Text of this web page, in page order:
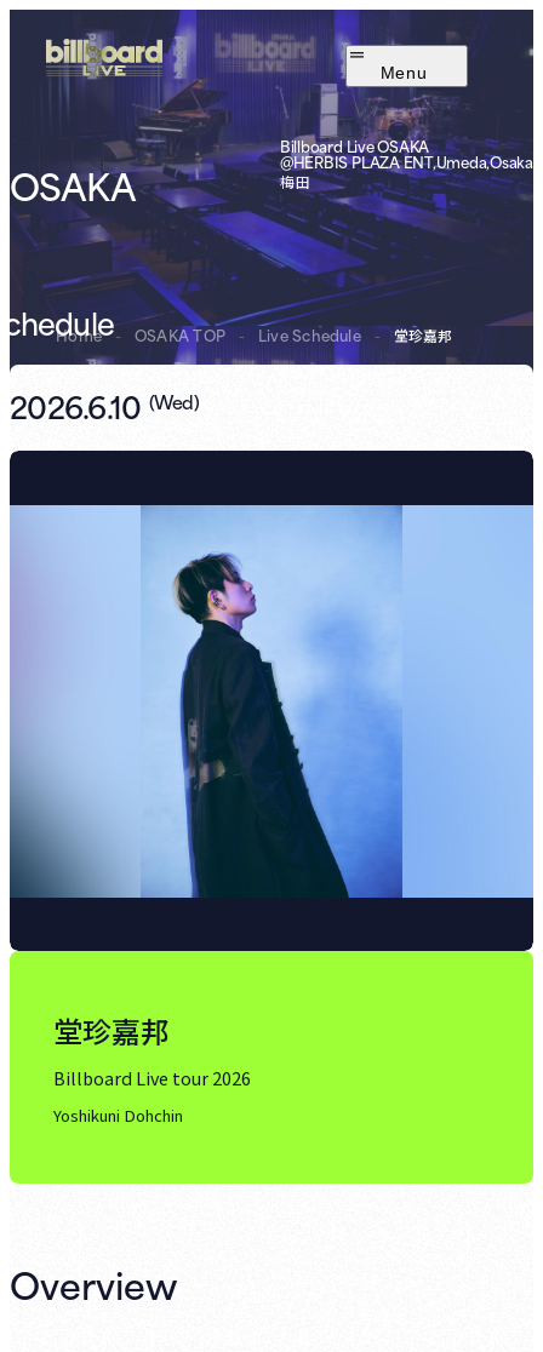
Menu
OSAKA
Billboard Live OSAKA
@HERBIS PLAZA ENT,Umeda,Osaka
梅田
Home - OSAKA TOP - Live Schedule - 堂珍嘉邦
2026.6.10 (Wed)
堂珍嘉邦
Billboard Live tour 2026
Yoshikuni Dohchin
Overview